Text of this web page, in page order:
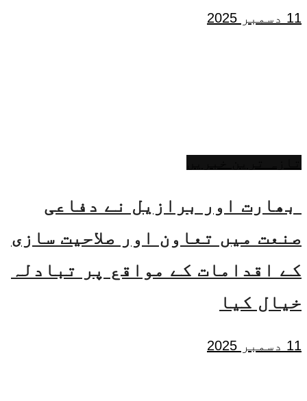
11 دسمبر 2025
بھارت اور برازیل نے دفاعی
صنعت میں تعاون اور صلاحیت سازی
کے اقدامات کے مواقع پر تبادلہ
خیال کیا
11 دسمبر 2025